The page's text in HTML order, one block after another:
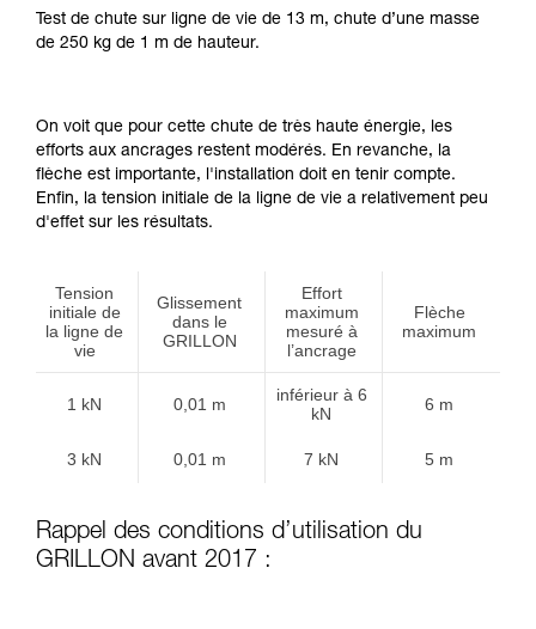
Test de chute sur ligne de vie de 13 m, chute d’une masse
de 250 kg de 1 m de hauteur.
On voit que pour cette chute de très haute énergie, les
efforts aux ancrages restent modérés. En revanche, la
flèche est importante, l'installation doit en tenir compte.
Enfin, la tension initiale de la ligne de vie a relativement peu
d'effet sur les résultats.
Tension
initiale de
la ligne de
vie
Glissement
dans le
GRILLON
Effort
maximum
mesuré à
l’ancrage
Flèche
maximum
1 kN 0,01 m
inférieur à 6
kN
6 m
3 kN 0,01 m 7 kN 5 m
Rappel des conditions d’utilisation du
GRILLON avant 2017 :